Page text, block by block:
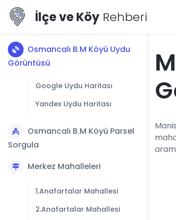
İlçe ve Köy Rehberi
Osmancalı B.M Köyü Uydu
Görüntüsü
Google Uydu Haritası
Yandex Uydu Haritası
Osmancalı B.M Köyü Parsel
Sorgula
Merkez Mahalleleri
1.Anafartalar Mahallesi
2.Anafartalar Mahallesi